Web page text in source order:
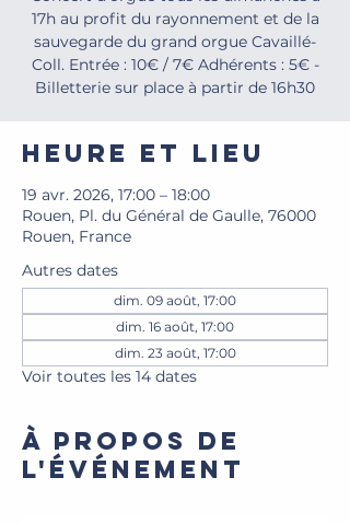
17h au profit du rayonnement et de la
sauvegarde du grand orgue Cavaillé-
Coll. Entrée : 10€ / 7€ Adhérents : 5€ -
Billetterie sur place à partir de 16h30
Heure et lieu
19 avr. 2026, 17:00 – 18:00
Rouen, Pl. du Général de Gaulle, 76000
Rouen, France
Autres dates
dim. 09 août, 17:00
dim. 16 août, 17:00
dim. 23 août, 17:00
Voir toutes les 14 dates
À propos de
l'événement